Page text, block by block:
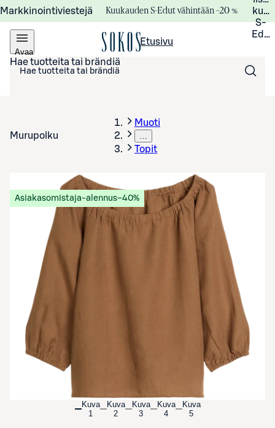
Markkinointiviestejä Kuukauden S-Edut vähintään –20 %
S-
Avaa
valikko
Etusivu
Hae tuotteita tai brändiä
Murupolku
Muoti
…
Topit
Asiakasomistaja-alennus−40%
Kuva
1
Kuva
2
Kuva
3
Kuva
4
Kuva
5